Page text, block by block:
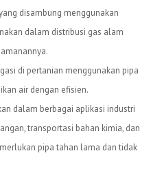
disambung menggunakan
dalam distribusi gas alam
di pertanian menggunakan pipa
air dengan efisien.
dalam berbagai aplikasi industri
transportasi bahan kimia, dan
pipa tahan lama dan tidak